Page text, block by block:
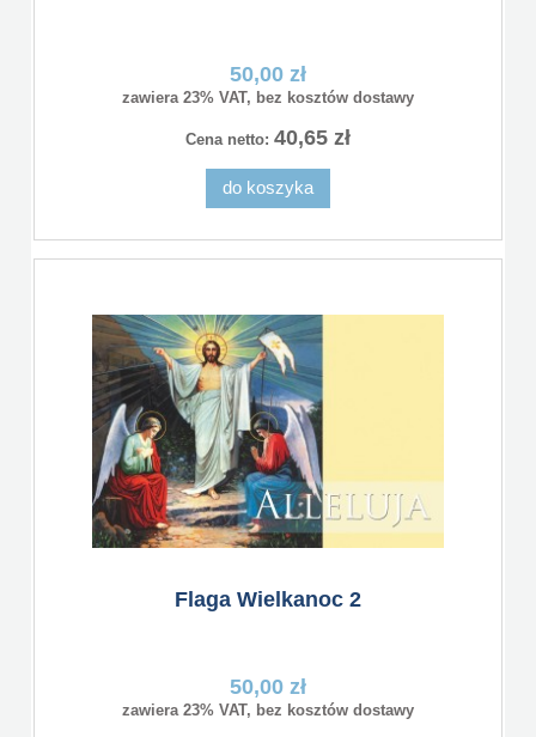
50,00 zł
zawiera 23% VAT, bez kosztów dostawy
Cena netto: 40,65 zł
do koszyka
Flaga Wielkanoc 2
50,00 zł
zawiera 23% VAT, bez kosztów dostawy